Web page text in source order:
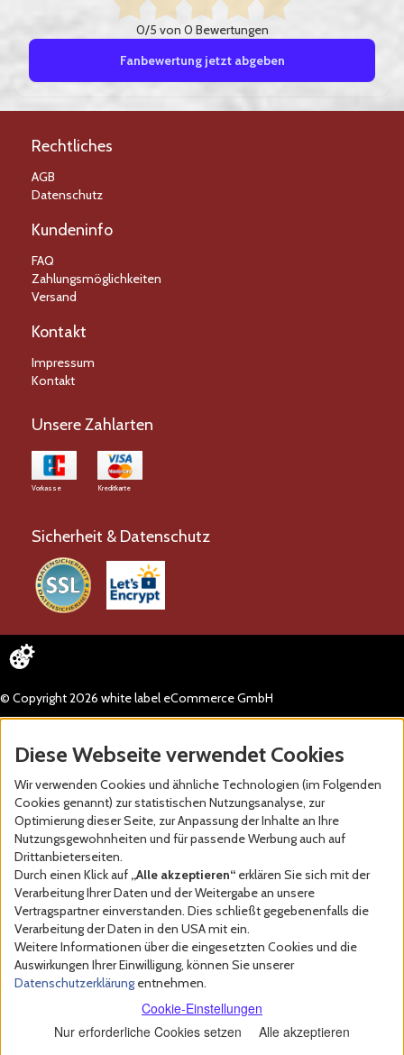
0/5 von 0 Bewertungen
Fanbewertung jetzt abgeben
Rechtliches
AGB
Datenschutz
Kundeninfo
FAQ
Zahlungsmöglichkeiten
Versand
Kontakt
Impressum
Kontakt
Unsere Zahlarten
Vorkasse Kreditkarte
Sicherheit & Datenschutz
© Copyright 2026 white label eCommerce GmbH
Diese Webseite verwendet Cookies
Wir verwenden Cookies und ähnliche Technologien (im Folgenden
Cookies genannt) zur statistischen Nutzungsanalyse, zur
Optimierung dieser Seite, zur Anpassung der Inhalte an Ihre
Nutzungsgewohnheiten und für passende Werbung auch auf
Drittanbieterseiten.
Durch einen Klick auf „Alle akzeptieren“ erklären Sie sich mit der
Verarbeitung Ihrer Daten und der Weitergabe an unsere
Vertragspartner einverstanden. Dies schließt gegebenenfalls die
Verarbeitung der Daten in den USA mit ein.
Weitere Informationen über die eingesetzten Cookies und die
Auswirkungen Ihrer Einwilligung, können Sie unserer
Datenschutzerklärung entnehmen.
Cookie-Einstellungen
Nur erforderliche Cookies setzen
Alle akzeptieren